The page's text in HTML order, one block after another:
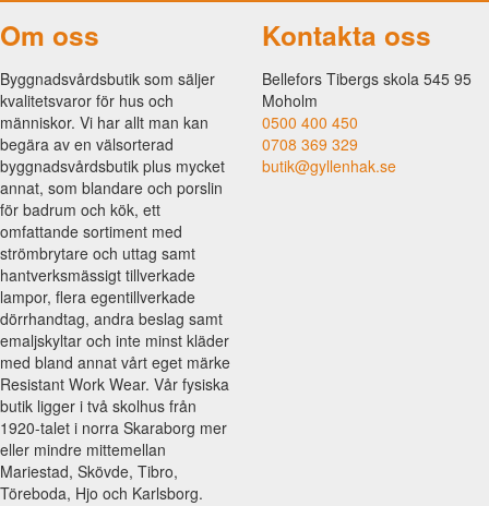
Om oss
Byggnadsvårdsbutik som säljer
kvalitetsvaror för hus och
människor. Vi har allt man kan
begära av en välsorterad
byggnadsvårdsbutik plus mycket
annat, som blandare och porslin
för badrum och kök, ett
omfattande sortiment med
strömbrytare och uttag samt
hantverksmässigt tillverkade
lampor, flera egentillverkade
dörrhandtag, andra beslag samt
emaljskyltar och inte minst kläder
med bland annat vårt eget märke
Resistant Work Wear. Vår fysiska
butik ligger i två skolhus från
1920-talet i norra Skaraborg mer
eller mindre mittemellan
Mariestad, Skövde, Tibro,
Töreboda, Hjo och Karlsborg.
Kontakta oss
Bellefors Tibergs skola 545 95
Moholm
0500 400 450
0708 369 329
butik@gyllenhak.se